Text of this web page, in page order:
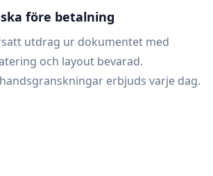
före betalning
utdrag ur dokumentet med
och layout bevarad.
erbjuds varje dag.